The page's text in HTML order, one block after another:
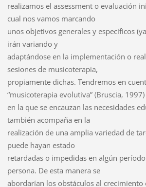
realizamos el assessment o evaluación
cual nos vamos marcando
unos objetivos generales y específicos
irán variando y
adaptándose en la implementación o
sesiones de musicoterapia,
propiamente dichas. Tendremos en
“musicoterapia evolutiva” (Bruscia, 1997)
en la que se encauzan las necesidades
también acompaña en la
realización de una amplia variedad de
puede hayan estado
retardadas o impedidas en algún
persona. De esta manera se
abordarían los obstáculos al crecimiento